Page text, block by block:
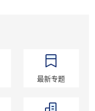
最新专题